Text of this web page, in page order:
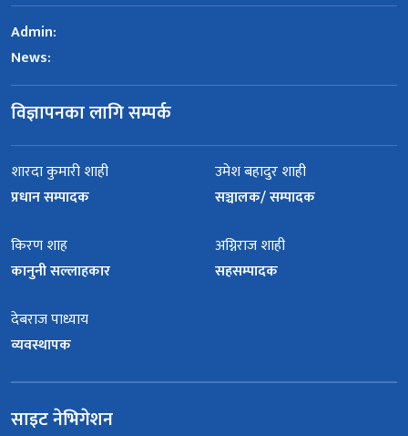
Admin:
News:
विज्ञापनका लागि सम्पर्क
शारदा कुमारी शाही
प्रधान सम्पादक
उमेश बहादुर शाही
सञ्चालक/ सम्पादक
किरण शाह
कानुनी सल्लाहकार
अग्निराज शाही
सहसम्पादक
देबराज पाध्याय
व्यवस्थापक
साइट नेभिगेशन